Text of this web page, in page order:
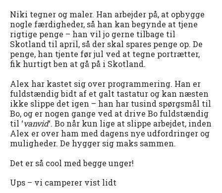
Niki tegner og maler. Han arbejder på, at opbygge
nogle færdigheder, så han kan begynde at tjene
rigtige penge – han vil jo gerne tilbage til
Skotland til april, så der skal spares penge op. De
penge, han tjente før jul ved at tegne portrætter,
fik hurtigt ben at gå på i Skotland.
Alex har kastet sig over programmering. Han er
fuldstændig bidt af et galt tastatur og kan næsten
ikke slippe det igen – han har tusind spørgsmål til
Bo, og er nogen gange ved at drive Bo fuldstændig
til ‘vanvid‘. Bo når kun lige at slippe arbejdet, inden
Alex er over ham med dagens nye udfordringer og
muligheder. De hygger sig maks sammen.
Det er så cool med begge unger!
Ups – vi camperer vist lidt